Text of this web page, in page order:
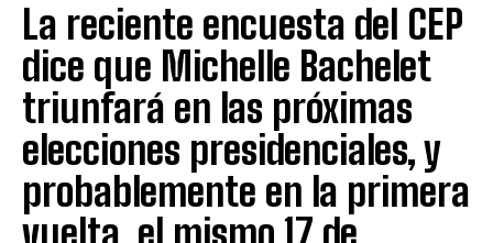
La reciente encuesta del CEP
dice que Michelle Bachelet
triunfará en las próximas
elecciones presidenciales, y
probablemente en la primera